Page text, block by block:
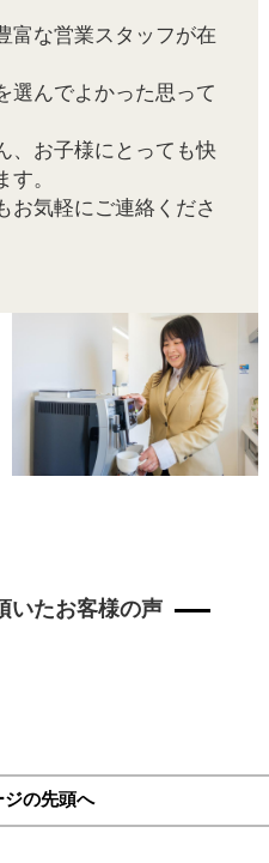
富な営業スタッフが在
選んでよかった思って
、お子様にとっても快
。
お気軽にご連絡くださ
いたお客様の声
ジの先頭へ